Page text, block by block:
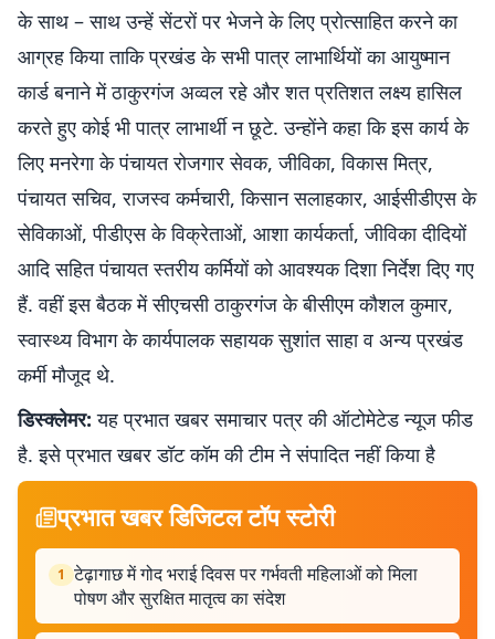
के साथ – साथ उन्हें सेंटरों पर भेजने के लिए प्रोत्साहित करने का
आग्रह किया ताकि प्रखंड के सभी पात्र लाभार्थियों का आयुष्मान
कार्ड बनाने में ठाकुरगंज अव्वल रहे और शत प्रतिशत लक्ष्य हासिल
करते हुए कोई भी पात्र लाभार्थी न छूटे. उन्होंने कहा कि इस कार्य के
लिए मनरेगा के पंचायत रोजगार सेवक, जीविका, विकास मित्र,
पंचायत सचिव, राजस्व कर्मचारी, किसान सलाहकार, आईसीडीएस के
सेविकाओं, पीडीएस के विक्रेताओं, आशा कार्यकर्ता, जीविका दीदियों
आदि सहित पंचायत स्तरीय कर्मियों को आवश्यक दिशा निर्देश दिए गए
हैं. वहीं इस बैठक में सीएचसी ठाकुरगंज के बीसीएम कौशल कुमार,
स्वास्थ्य विभाग के कार्यपालक सहायक सुशांत साहा व अन्य प्रखंड
कर्मी मौजूद थे.
डिस्क्लेमर: यह प्रभात खबर समाचार पत्र की ऑटोमेटेड न्यूज फीड
है. इसे प्रभात खबर डॉट कॉम की टीम ने संपादित नहीं किया है
प्रभात खबर डिजिटल टॉप स्टोरी
1 टेढ़ागाछ में गोद भराई दिवस पर गर्भवती महिलाओं को मिला
पोषण और सुरक्षित मातृत्व का संदेश